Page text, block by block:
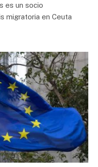
es un socio
migratoria en Ceuta